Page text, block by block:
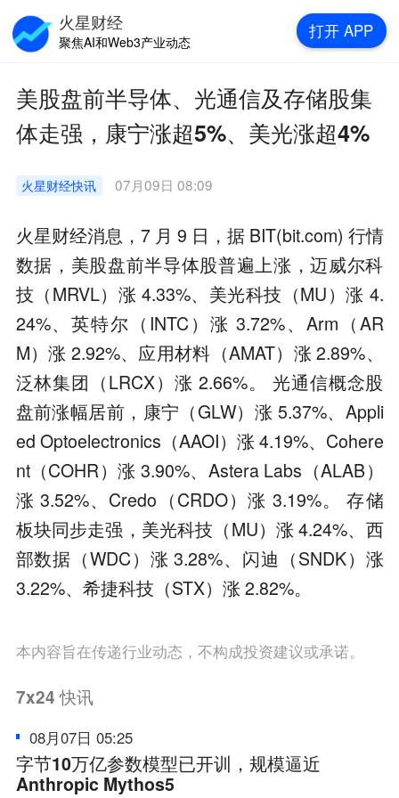
美股盘前半导体、光通信及存储股集
体走强，康宁涨超5%、美光涨超4%
火星财经快讯 07月09日 08:09
火星财经消息，7 月 9 日，据 BIT(bit.com) 行情
数据，美股盘前半导体股普遍上涨，迈威尔科
技（MRVL）涨 4.33%、美光科技（MU）涨 4.
24%、英特尔（INTC）涨 3.72%、Arm（AR
M）涨 2.92%、应用材料（AMAT）涨 2.89%、
泛林集团（LRCX）涨 2.66%。 光通信概念股
盘前涨幅居前，康宁（GLW）涨 5.37%、Appli
ed Optoelectronics（AAOI）涨 4.19%、Cohere
nt（COHR）涨 3.90%、Astera Labs（ALAB）
涨 3.52%、Credo（CRDO）涨 3.19%。 存储
板块同步走强，美光科技（MU）涨 4.24%、西
部数据（WDC）涨 3.28%、闪迪（SNDK）涨
3.22%、希捷科技（STX）涨 2.82%。
本内容旨在传递行业动态，不构成投资建议或承诺。
7x24快讯
08月07日 05:25
字节10万亿参数模型已开训，规模逼近
Anthropic Mythos5
火星财经
聚焦AI和Web3产业动态
打开 APP